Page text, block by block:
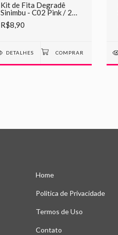
Kit de Fita Degradê
Sinimbu - C02 Pink / 2
metros cada
R$8,90
DETALHES
Home
Politica de Privacidade
Termos de Uso
Contato